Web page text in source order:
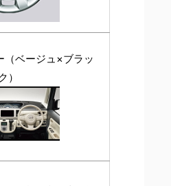
（ベージュ×ブラッ
）